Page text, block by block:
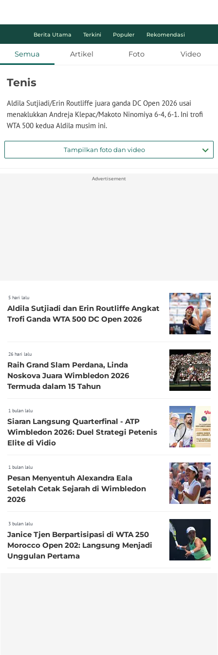
Berita Utama Terkini Populer Rekomendasi
Semua Artikel Foto Video
Tenis
Aldila Sutjiadi/Erin Routliffe juara ganda DC Open 2026 usai
menaklukkan Andreja Klepac/Makoto Ninomiya 6-4, 6-1. Ini trofi
WTA 500 kedua Aldila musim ini.
Tampilkan foto dan video
Advertisement
5 hari lalu
Aldila Sutjiadi dan Erin Routliffe Angkat
Trofi Ganda WTA 500 DC Open 2026
26 hari lalu
Raih Grand Slam Perdana, Linda
Noskova Juara Wimbledon 2026
Termuda dalam 15 Tahun
1 bulan lalu
Siaran Langsung Quarterfinal - ATP
Wimbledon 2026: Duel Strategi Petenis
Elite di Vidio
1 bulan lalu
Pesan Menyentuh Alexandra Eala
Setelah Cetak Sejarah di Wimbledon
2026
3 bulan lalu
Janice Tjen Berpartisipasi di WTA 250
Morocco Open 202: Langsung Menjadi
Unggulan Pertama